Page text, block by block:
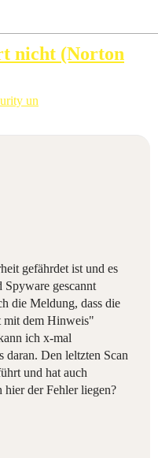
nicht (Norton
un
gefährdet ist und es
Spyware gescannt
die Meldung, dass die
mit dem Hinweis"
ich x-mal
daran. Den leltzten Scan
und hat auch
hier der Fehler liegen?